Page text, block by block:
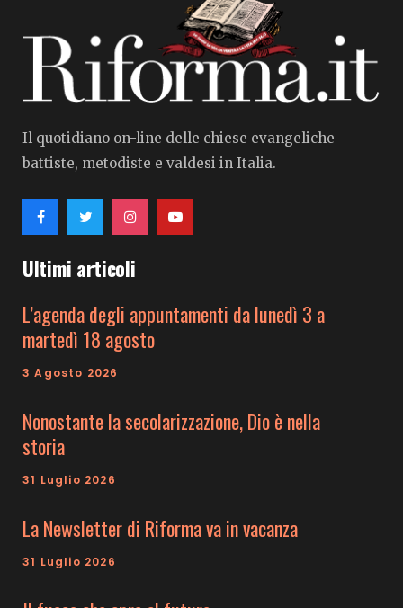
Il quotidiano on-line delle chiese evangeliche
battiste, metodiste e valdesi in Italia.
Ultimi articoli
L’agenda degli appuntamenti da lunedì 3 a
martedì 18 agosto
3 Agosto 2026
Nonostante la secolarizzazione, Dio è nella
storia
31 Luglio 2026
La Newsletter di Riforma va in vacanza
31 Luglio 2026